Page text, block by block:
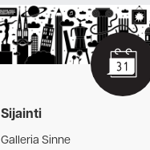
Sijainti
Galleria Sinne